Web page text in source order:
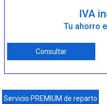
IVA
Tu ahorro
Consultar
Servicio PREMIUM de reparto